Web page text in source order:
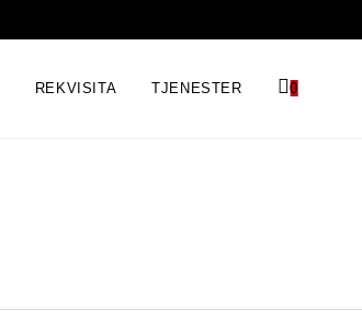
REKVISITA TJENESTER 0